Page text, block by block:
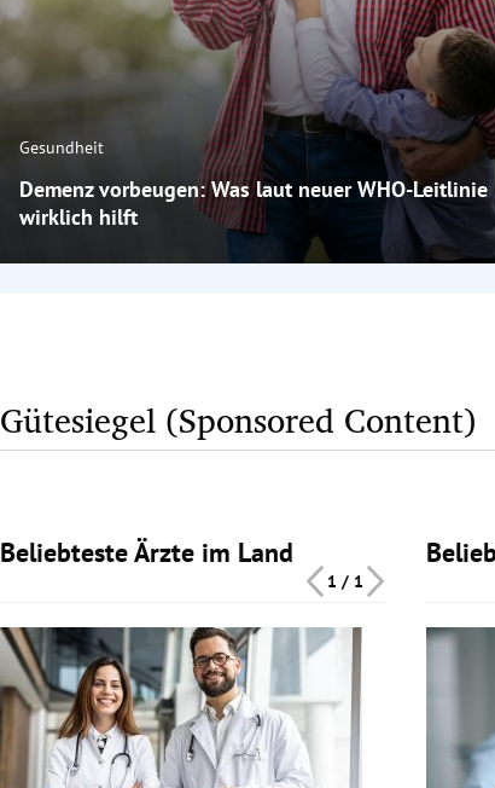
Gesundheit
Demenz vorbeugen: Was laut neuer WHO-Leitlinie
wirklich hilft
Gütesiegel (Sponsored Content)
Beliebteste Ärzte im Land
1 / 1
Slide 1 von 1 Slide 1